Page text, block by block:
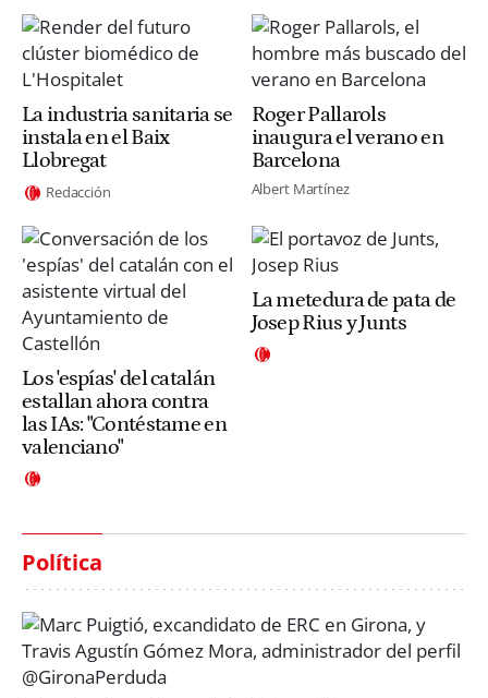
La industria sanitaria se
instala en el Baix
Llobregat
Redacción
Roger Pallarols
inaugura el verano en
Barcelona
Albert Martínez
Los 'espías' del catalán
estallan ahora contra
las IAs: "Contéstame en
valenciano"
La metedura de pata de
Josep Rius y Junts
Política